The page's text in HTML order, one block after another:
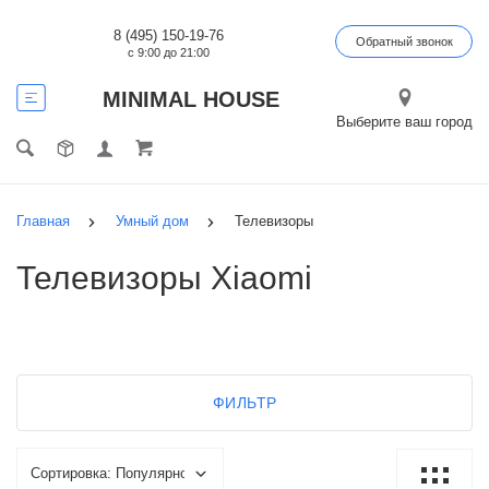
MINIMAL HOUSE
8 (495) 150-19-76
с 9:00 до 21:00
Обратный звонок
Выберите ваш город
Главная Умный дом Телевизоры
Телевизоры Xiaomi
ФИЛЬТР